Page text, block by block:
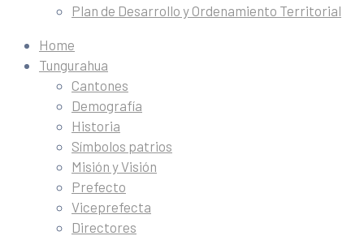
Plan de Desarrollo y Ordenamiento Territorial
Home
Tungurahua
Cantones
Demografía
Historia
Símbolos patrios
Misión y Visión
Prefecto
Viceprefecta
Directores